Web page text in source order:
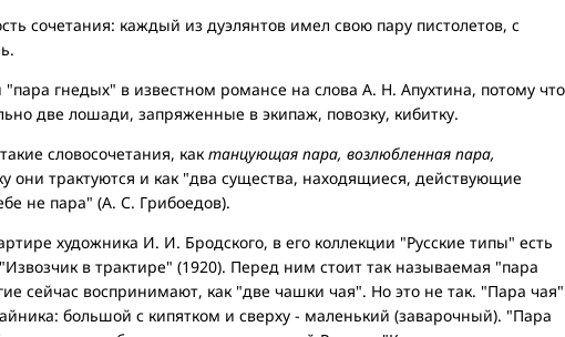
сочетания: каждый из дуэлянтов имел свою пару пистолетов, с
гнедых" в известном романсе на слова А. Н. Апухтина, потому что
две лошади, запряженные в экипаж, повозку, кибитку.
словосочетания, как танцующая пара, возлюбленная пара,
они трактуются и как "два существа, находящиеся, действующие
не пара" (А. С. Грибоедов).
художника И. И. Бродского, в его коллекции "Русские типы" есть
в трактире" (1920). Перед ним стоит так называемая "пара
сейчас воспринимают, как "две чашки чая". Но это не так. "Пара чая"
большой с кипятком и сверху - маленький (заварочный). "Пара